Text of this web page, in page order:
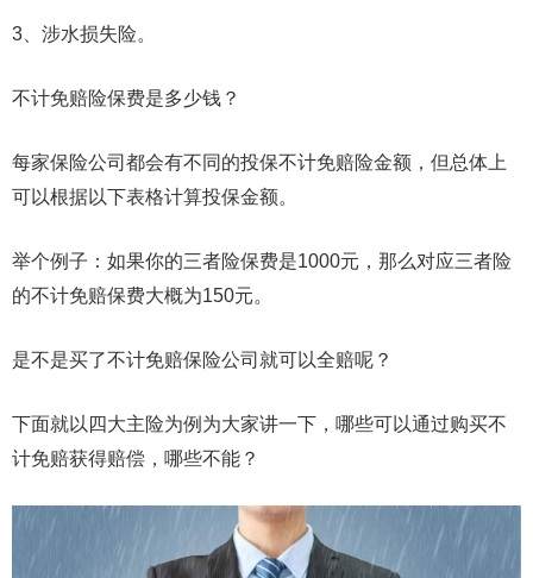
3、涉水损失险。
不计免赔险保费是多少钱？
每家保险公司都会有不同的投保不计免赔险金额，但总体上
可以根据以下表格计算投保金额。
举个例子：如果你的三者险保费是1000元，那么对应三者险
的不计免赔保费大概为150元。
是不是买了不计免赔保险公司就可以全赔呢？
下面就以四大主险为例为大家讲一下，哪些可以通过购买不
计免赔获得赔偿，哪些不能？